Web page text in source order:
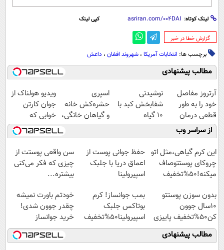
لینک کوتاه: کپی لینک
‌گزارش خطا در خبر
برچسب ها: انتخابات آمریکا ، شهروند افغان ، داعش
مطالب پیشنهادی
آرتروز مفاصل
خود را به طور
قطعی درمان
کنید!
◗پرسش‌نامه◖
نوشیدنی
شفابخش کبد با
10 گیاه
موثر(تخفیف تا
امشب)
اسپری
حشره‌کش خانه
و گیاهان خانگی،
نابودکننده انواع
حشرات خانگی و
آفات
ویدیو هولناک از
جوان کارتن
خوابی که
میلیاردر شد.
آموزش رایگان
از سراسر وب
این کرم گیاهی،مثل اتو
چروکای پوستتوصاف
میکنه!50%تخفیف
حفظ جوانی پوست از
اعماق دریا با جلبک
اسپیرولینا
سن واقعی پوستت از
چیزی که فکر می‌کنی
بیشتره...
بدون سوزن پوستتو
10سال جوون
کن50%تخفیف پاییزی
بمب جوانساز! کرم
بوتاکس جلبک
اسپیرولینا50%تخفیف
خودتم باورت نمیشه
چقدر جوون شدی!
خرید جوانساز
اسپیرولینا با تخفیف
ویژه
مطالب پیشنهادی